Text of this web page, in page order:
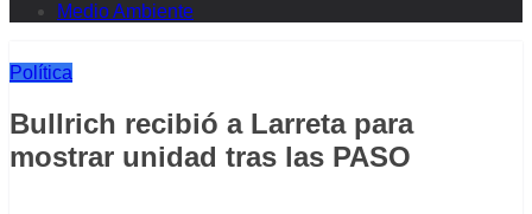
Medio Ambiente
Política
Bullrich recibió a Larreta para
mostrar unidad tras las PASO